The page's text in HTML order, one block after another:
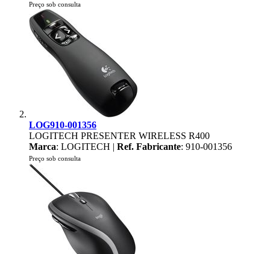
Preço sob consulta
LOG910-001356
LOGITECH PRESENTER WIRELESS R400
Marca: LOGITECH | Ref. Fabricante: 910-001356
Preço sob consulta